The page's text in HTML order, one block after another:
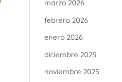
marzo 2026
febrero 2026
enero 2026
diciembre 2025
noviembre 2025